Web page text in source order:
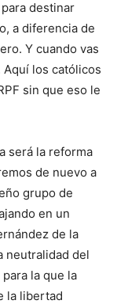
destinar
a diferencia de
Y cuando vas
los católicos
sin que eso le
será la reforma
de nuevo a
grupo de
en un
de la
neutralidad del
la que la
la libertad